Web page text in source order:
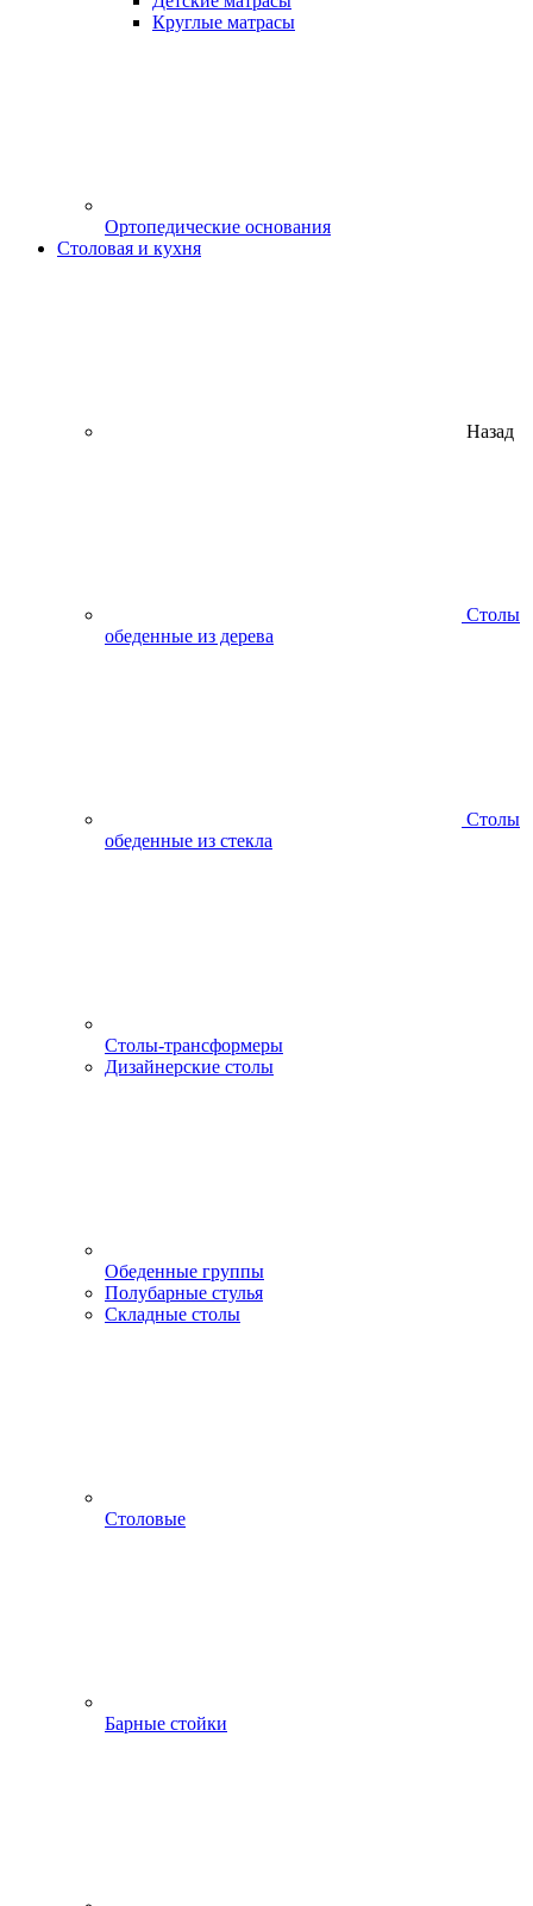
Круглые матрасы
Ортопедические основания
Столовая и кухня
Назад
Столы
обеденные из дерева
Столы
обеденные из стекла
Столы-трансформеры
Дизайнерские столы
Обеденные группы
Полубарные стулья
Складные столы
Столовые
Барные стойки